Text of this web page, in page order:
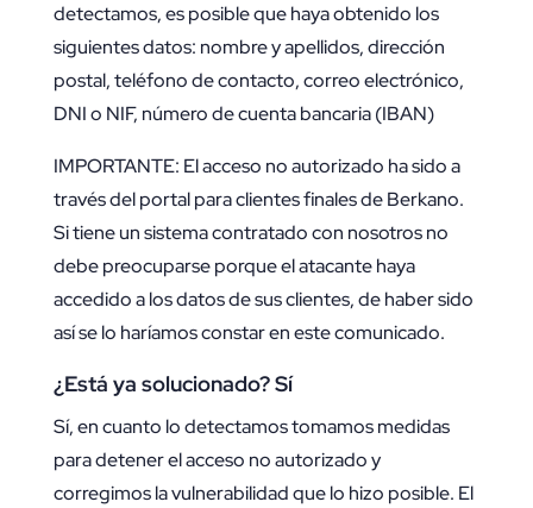
detectamos, es posible que haya obtenido los
siguientes datos: nombre y apellidos, dirección
postal, teléfono de contacto, correo electrónico,
DNI o NIF, número de cuenta bancaria (IBAN)
IMPORTANTE: El acceso no autorizado ha sido a
través del portal para clientes finales de Berkano.
Si tiene un sistema contratado con nosotros no
debe preocuparse porque el atacante haya
accedido a los datos de sus clientes, de haber sido
así se lo haríamos constar en este comunicado.
¿Está ya solucionado? Sí
Sí, en cuanto lo detectamos tomamos medidas
para detener el acceso no autorizado y
corregimos la vulnerabilidad que lo hizo posible. El